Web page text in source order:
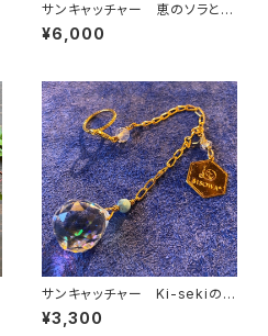
サンキャッチャー 恵のソラとキ
ラmekiのダンスを踊ろう
¥6,000
サンキャッチャー Ki-sekiの光
タチ BISOWAオリジナルチャ
ーム付き
¥3,300